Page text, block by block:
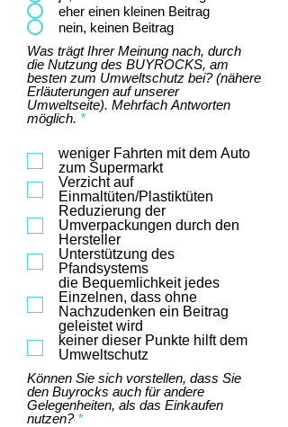
eher einen kleinen Beitrag
nein, keinen Beitrag
Was trägt Ihrer Meinung nach, durch
die Nutzung des BUYROCKS, am
besten zum Umweltschutz bei? (nähere
Erläuterungen auf unserer
Umweltseite). Mehrfach Antworten
möglich. *P
l
i
c
h
t
f
e
l
d
weniger Fahrten mit dem Auto
zum Supermarkt
Verzicht auf
Einmaltüten/Plastiktüten
Reduzierung der
Umverpackungen durch den
Hersteller
Unterstützung des
Pfandsystems
die Bequemlichkeit jedes
Einzelnen, dass ohne
Nachzudenken ein Beitrag
geleistet wird
keiner dieser Punkte hilft dem
Umweltschutz
Können Sie sich vorstellen, dass Sie
den Buyrocks auch für andere
Gelegenheiten, als das Einkaufen
nutzen? *